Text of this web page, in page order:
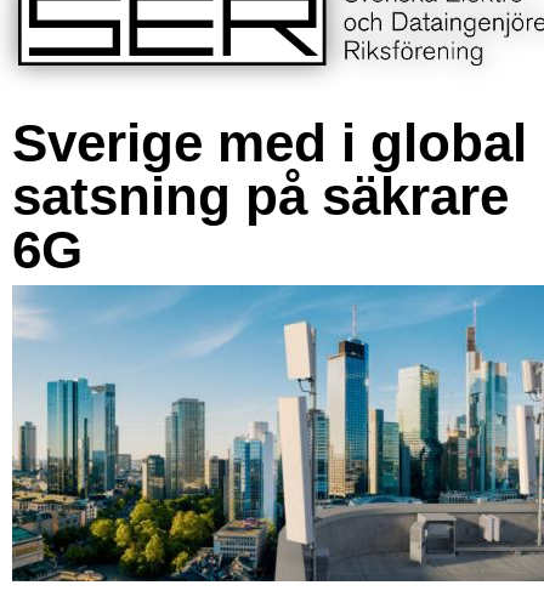
Sverige med i global
satsning på säkrare
6G